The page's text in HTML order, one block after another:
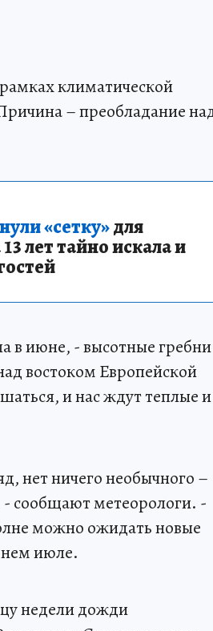
климатической
– преобладание
«сетку»для
лет тайно искала и
в июне, - высотные
востоком Европейской
и нас ждут теплые и
нет ничего необычного –
- сообщают метеорологи. -
можно ожидать новые
июле.
недели дожди